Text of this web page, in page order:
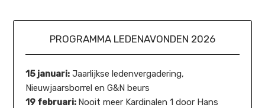
PROGRAMMA LEDENAVONDEN 2026
15 januari: Jaarlijkse ledenvergadering,
Nieuwjaarsborrel en G&N beurs
19 februari: Nooit meer Kardinalen 1 door Hans